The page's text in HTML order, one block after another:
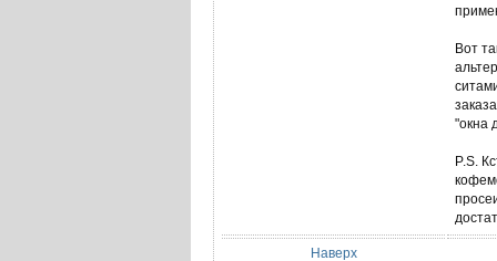
Вот
"окна
P.S.
Наверх